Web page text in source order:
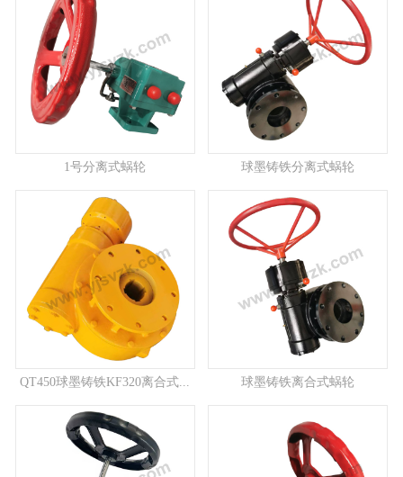
1号分离式蜗轮 球墨铸铁分离式蜗轮
QT450球墨铸铁KF320离合式... 球墨铸铁离合式蜗轮